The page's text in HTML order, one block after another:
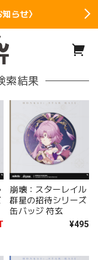
らせ〉
索結果
崩壊：スターレイル
群星の招待シリーズ
缶バッジ 符玄
¥495